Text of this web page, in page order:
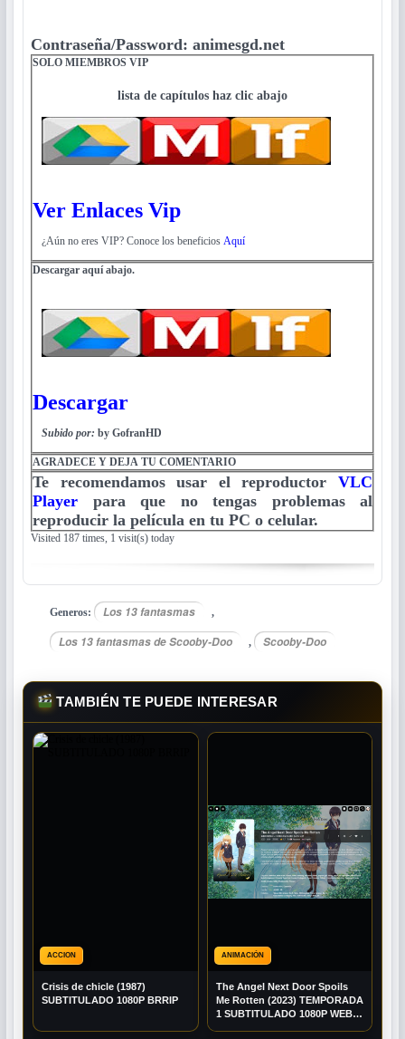
Contraseña/Password: animesgd.net
SOLO MIEMBROS VIP
lista de capítulos haz clic abajo
Ver Enlaces Vip
¿Aún no eres VIP? Conoce los beneficios Aquí
Descargar aquí abajo.
Descargar
Subido por: by GofranHD
AGRADECE Y DEJA TU COMENTARIO
Te recomendamos usar el reproductor VLC
Player para que no tengas problemas al
reproducir la película en tu PC o celular.
Visited 187 times, 1 visit(s) today
Generos: Los 13 fantasmas ,
Los 13 fantasmas de Scooby-Doo , Scooby-Doo
TAMBIÉN TE PUEDE INTERESAR
ACCION
Crisis de chicle (1987)
SUBTITULADO 1080P BRRIP
ANIMACIÓN
The Angel Next Door Spoils
Me Rotten (2023) TEMPORADA
1 SUBTITULADO 1080P WEB-